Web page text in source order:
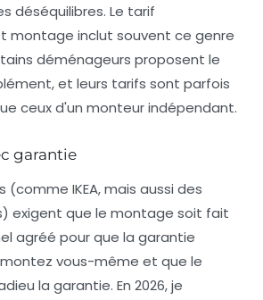
déséquilibres. Le tarif
montage inclut souvent ce genre
déménageurs proposent le
et leurs tarifs sont parfois
ceux d'un monteur indépendant.
garantie
IKEA, mais aussi des
exigent que le montage soit fait
agréé pour que la garantie
montez vous-même et que le
la garantie. En 2026, je